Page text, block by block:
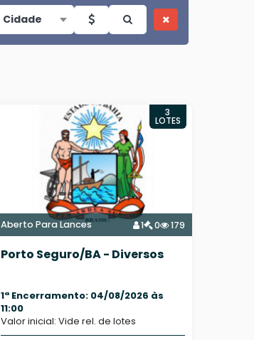
Aberto Para Lances 1 0 179
3
LOTES
Porto Seguro/BA - Diversos
1ª Encerramento: 04/08/2026 às
11:00
Valor inicial: Vide rel. de lotes